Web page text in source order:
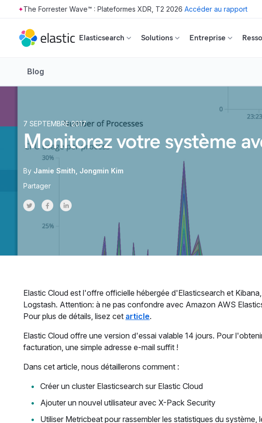
Skip to main content
The Forrester Wave™ : Plateformes XDR, T2 2026 Accéder au rapport
Elasticsearch Solutions Entreprise
Blog
7 SEPTEMBRE 2017
Monitorez votre système
By Jamie Smith Jongmin Kim
Partager
Share on Twitter
Share on Facebook
Share on LinkedInr
Elastic Cloud est l'offre officielle hébergée d'Elasticsearch et
Logstash. Attention: à ne pas confondre avec Amazon AWS
Pour plus de détails, lisez cet article.
Elastic Cloud offre une version d'essai valable 14 jours. Pour
facturation, une simple adresse e-mail suffit !
Dans cet article, nous détaillerons comment :
Créer un cluster Elasticsearch sur Elastic Cloud
Ajouter un nouvel utilisateur avec X-Pack Security
Utiliser Metricbeat pour rassembler les statistiques du